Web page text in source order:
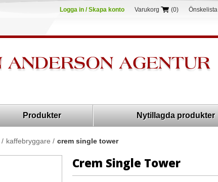
Logga in / Skapa konto Varukorg (0) Önskelista
Produkter Nytillagda produkter
/ kaffebryggare / crem single tower
Crem Single Tower